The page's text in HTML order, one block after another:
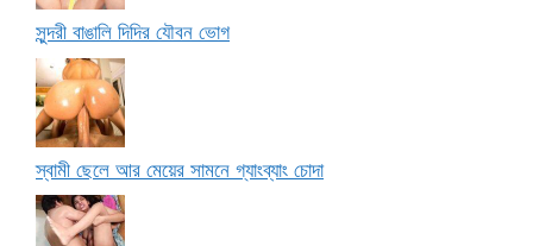
সুন্দরী বাঙালি দিদির যৌবন ভোগ
স্বামী ছেলে আর মেয়ের সামনে গ্যাংব্যাং চোদা